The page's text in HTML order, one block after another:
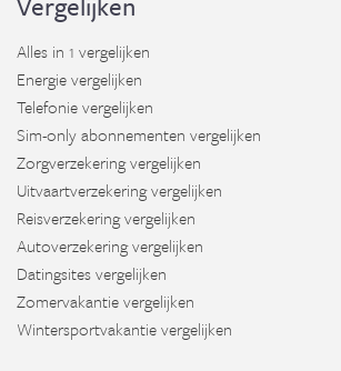
Alles in 1 vergelijken
Energie vergelijken
Telefonie vergelijken
Sim-only abonnementen vergelijken
Zorgverzekering vergelijken
Uitvaartverzekering vergelijken
Reisverzekering vergelijken
Autoverzekering vergelijken
Datingsites vergelijken
Zomervakantie vergelijken
Wintersportvakantie vergelijken